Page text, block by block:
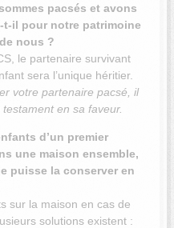
pacsés et avons
t-il pour notre patrimoine
nous ?
le partenaire survivant
sera l’unique héritier.
votre partenaire pacsé, il
en sa faveur.
d’un premier
une maison ensemble,
puisse la conserver en
sur la maison en cas de
solutions existent :